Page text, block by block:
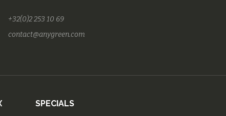
+32(0)2 253 10 69
contact@anygreen.com
SPECIALS